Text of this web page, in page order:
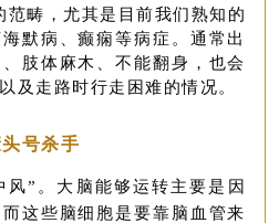
范畴，尤其是目前我们熟知的
默病、癫痫等病症。通常出
肢体麻木、不能翻身，也会
及走路时行走困难的情况。
号杀手
风” 。大脑能够运转主要是因
这些脑细胞是要靠脑血管来